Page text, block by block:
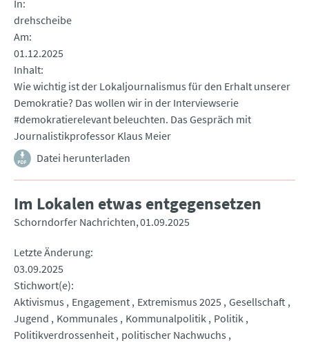
In
drehscheibe
Am
01.12.2025
Inhalt
Wie wichtig ist der Lokaljournalismus für den Erhalt unserer
Demokratie? Das wollen wir in der Interviewserie
#demokratierelevant beleuchten. Das Gespräch mit
Journalistikprofessor Klaus Meier
Datei herunterladen
Im Lokalen etwas entgegensetzen
Schorndorfer Nachrichten 01.09.2025
Letzte Änderung
03.09.2025
Stichwort(e)
Aktivismus
Engagement Extremismus 2025 Gesellschaft
Jugend
Kommunales Kommunalpolitik Politik
Politikverdrossenheit politischer Nachwuchs